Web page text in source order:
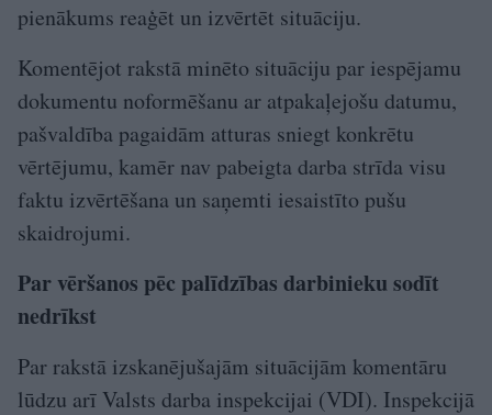
pienākums reaģēt un izvērtēt situāciju.
Komentējot rakstā minēto situāciju par iespējamu
dokumentu noformēšanu ar atpakaļejošu datumu,
pašvaldība pagaidām atturas sniegt konkrētu
vērtējumu, kamēr nav pabeigta darba strīda visu
faktu izvērtēšana un saņemti iesaistīto pušu
skaidrojumi.
Par vēršanos pēc palīdzības darbinieku sodīt
nedrīkst
Par rakstā izskanējušajām situācijām komentāru
lūdzu arī Valsts darba inspekcijai (VDI). Inspekcijā